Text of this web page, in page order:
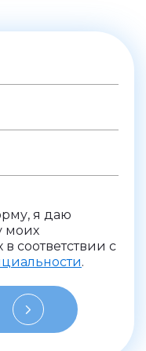
я даю
моих
соответствии с
.